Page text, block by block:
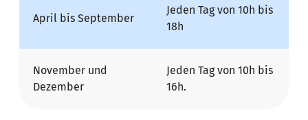
April bis September
Jeden Tag von 10h bis
18h
November und
Dezember
Jeden Tag von 10h bis
16h.